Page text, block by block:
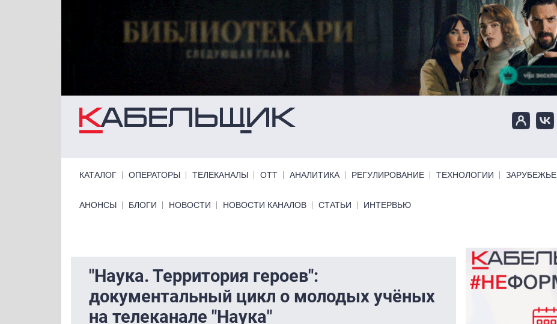
КАТАЛОГ ОПЕРАТОРЫ ТЕЛЕКАНАЛЫ ОТТ АНАЛИТИКА РЕГУЛИРОВАНИЕ ТЕХНОЛОГИИ ЗАРУБЕЖЬЕ
Primary links bottom
АНОНСЫ БЛОГИ НОВОСТИ НОВОСТИ КАНАЛОВ СТАТЬИ ИНТЕРВЬЮ
"Наука. Территория героев":
документальный цикл о молодых учёных
на телеканале "Наука"